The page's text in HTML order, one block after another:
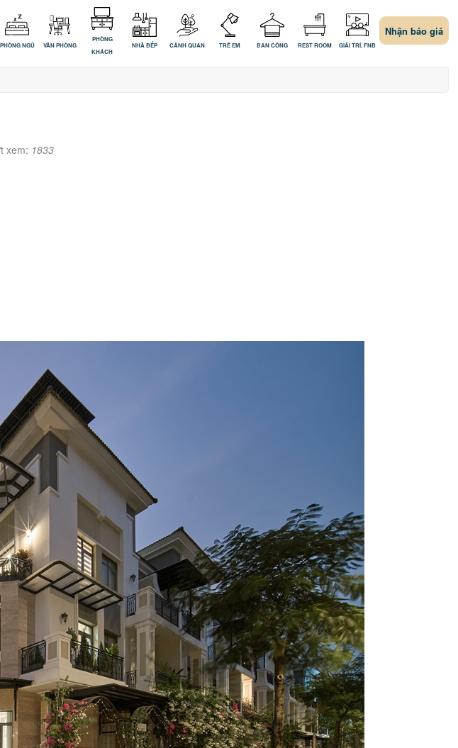
PHÒNG NGỦ VĂN PHÒNG
PHÒNG
KHÁCH
NHÀ BẾP CẢNH QUAN TRẺ EM BAN CÔNG REST ROOM GIẢI TRÍ, FNB
Nhận báo giá
xem: 1833